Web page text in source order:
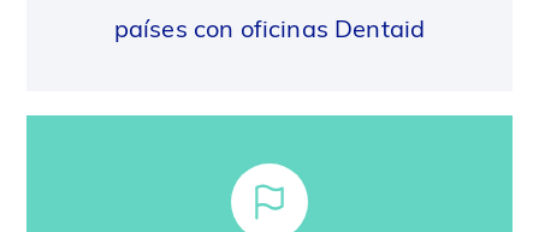
países con oficinas Dentaid